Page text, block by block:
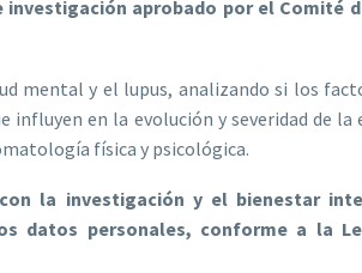
aprobado por el Comité
mental y el lupus, analizando si los
en la evolución y severidad de la
física y psicológica.
la investigación y el bienestar
datos personales, conforme a la